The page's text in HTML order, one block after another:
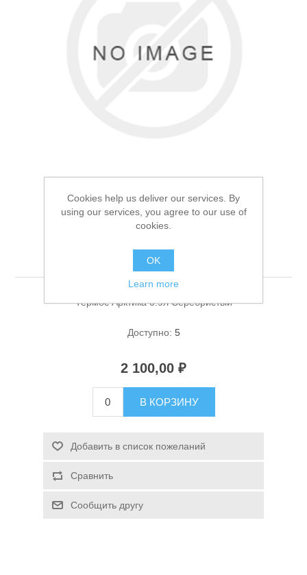
Аксессуары для лодок
Спасательные средства
Термос Арктика 0.9л
Серебристый
Термос Арктика 0.9л Серебристый
Доступно: 5
2 100,00 ₽
В КОРЗИНУ
Добавить в список пожеланий
Сравнить
Сообщить другу
Cookies help us deliver our services. By
using our services, you agree to our use of
cookies.
OK
Learn more